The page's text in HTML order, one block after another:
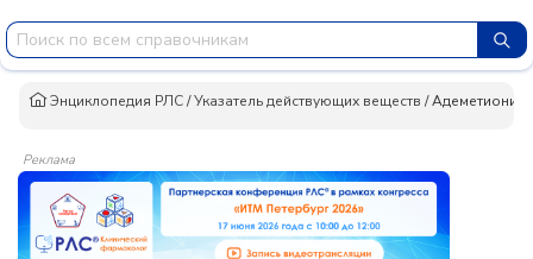
Энциклопедия РЛС/Указатель действующих веществ /Адеметионин
Реклама